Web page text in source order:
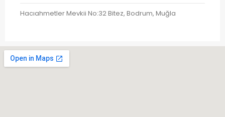
Hacıahmetler Mevkii No:32 Bitez, Bodrum, Muğla